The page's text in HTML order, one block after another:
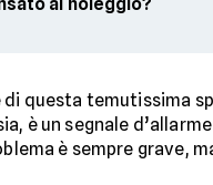
di questa temutissima
è un segnale
è sempre grave,